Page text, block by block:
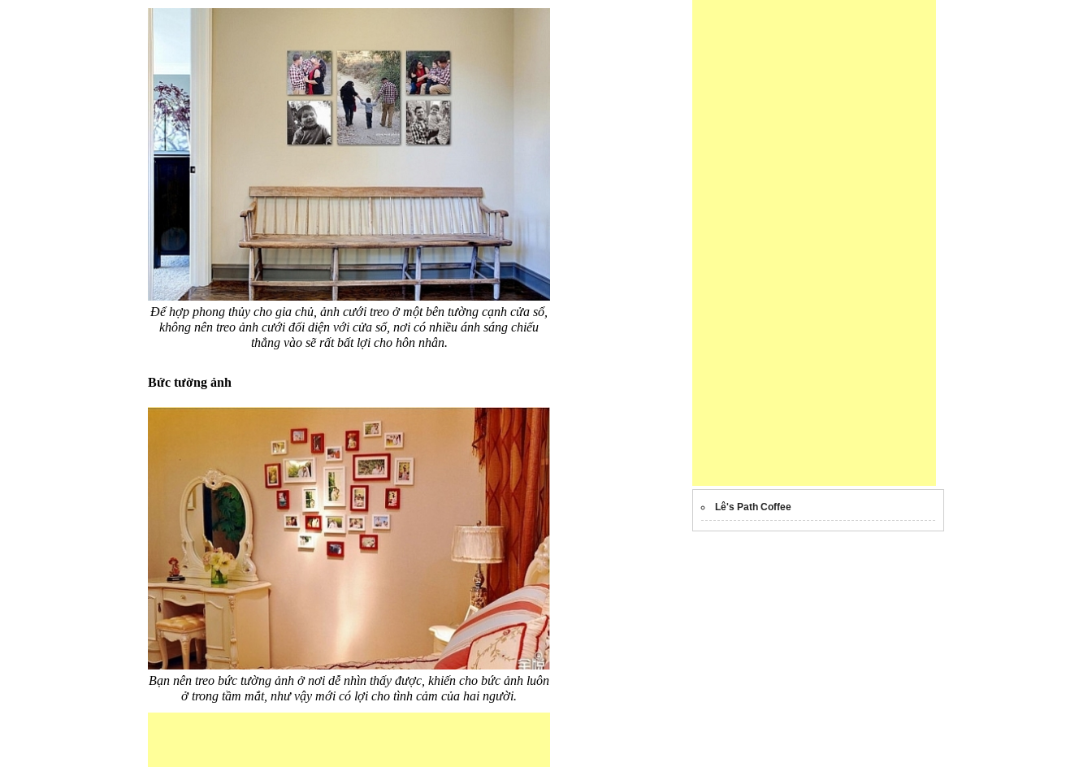
Để hợp phong thủy cho gia chủ, ảnh cưới treo ở một bên tường cạnh cửa sổ,
không nên treo ảnh cưới đối diện với cửa sổ, nơi có nhiều ánh sáng chiếu
thẳng vào sẽ rất bất lợi cho hôn nhân.
Bức tường ảnh
Bạn nên treo bức tường ảnh ở nơi dễ nhìn thấy được, khiến cho bức ảnh luôn
ở trong tầm mắt, như vậy mới có lợi cho tình cảm của hai người.
Lê's Path Coffee